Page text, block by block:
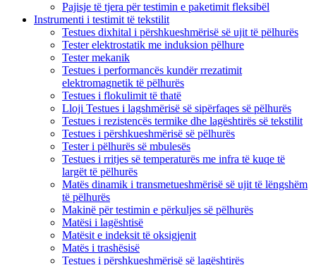
Pajisje të tjera për testimin e paketimit fleksibël
Instrumenti i testimit të tekstilit
Testues dixhital i përshkueshmërisë së ujit të pëlhurës
Tester elektrostatik me induksion pëlhure
Tester mekanik
Testues i performancës kundër rrezatimit
elektromagnetik të pëlhurës
Testues i flokulimit të thatë
Lloji Testues i lagshmërisë së sipërfaqes së pëlhurës
Testues i rezistencës termike dhe lagështirës së tekstilit
Testues i përshkueshmërisë së pëlhurës
Tester i pëlhurës së mbulesës
Testues i rritjes së temperaturës me infra të kuqe të
largët të pëlhurës
Matës dinamik i transmetueshmërisë së ujit të lëngshëm
të pëlhurës
Makinë për testimin e përkuljes së pëlhurës
Matësi i lagështisë
Matësit e indeksit të oksigjenit
Matës i trashësisë
Testues i përshkueshmërisë së lagështirës